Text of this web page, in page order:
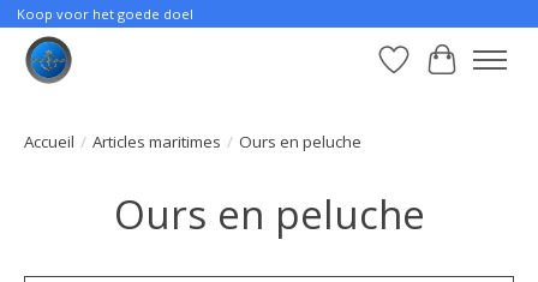
Koop voor het goede doel
Liste dePanier
Accueil / Articles maritimes / Ours en peluche
Ours en peluche